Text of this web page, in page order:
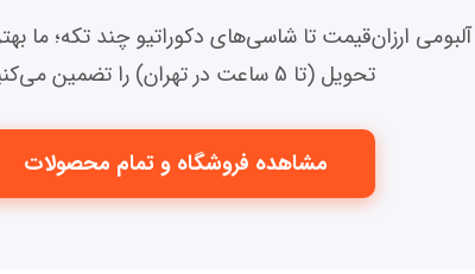
ارزان‌قیمت تا شاسی‌های دکوراتیو چند تکه؛ ما
تحویل (تا 5 ساعت در تهران) را تضمین می‌کنیم.
مشاهده فروشگاه و تمام محصولات